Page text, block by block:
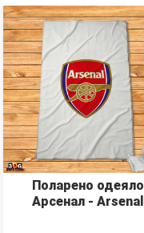
Поларено одеяло
Арсенал - Arsenal